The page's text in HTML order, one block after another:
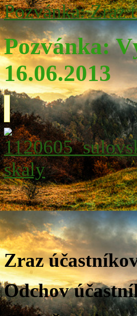
Pozvánka: Zraz
Pozvánka:
16.06.2013
Zraz
Odchov